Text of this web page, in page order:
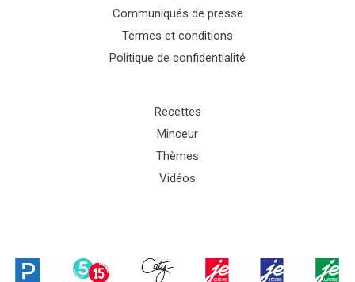
Communiqués de presse
Termes et conditions
Politique de confidentialité
Recettes
Minceur
Thèmes
Vidéos